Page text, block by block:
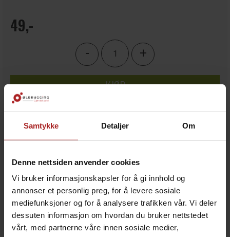
Samtykke Detaljer Om
Denne nettsiden anvender cookies
Vi bruker informasjonskapsler for å gi innhold og
annonser et personlig preg, for å levere sosiale
mediefunksjoner og for å analysere trafikken vår. Vi deler
dessuten informasjon om hvordan du bruker nettstedet
vårt, med partnerne våre innen sosiale medier,
49,-
- +
KJØP
Legg i ønskeliste
20+ på lager